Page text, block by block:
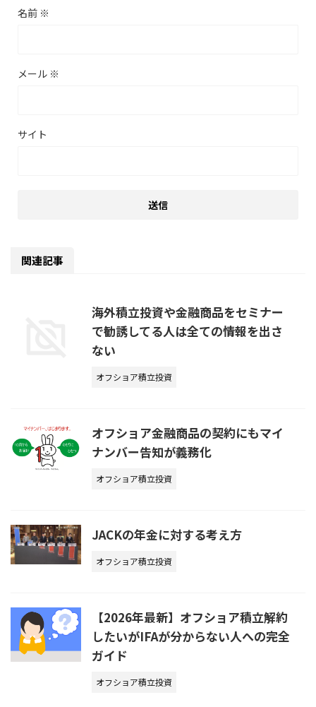
名前 ※
メール ※
サイト
関連記事
海外積立投資や金融商品をセミナー
で勧誘してる人は全ての情報を出さ
ない
オフショア積立投資
オフショア金融商品の契約にもマイ
ナンバー告知が義務化
オフショア積立投資
JACKの年金に対する考え方
オフショア積立投資
【2026年最新】オフショア積立解約
したいがIFAが分からない人への完全
ガイド
オフショア積立投資